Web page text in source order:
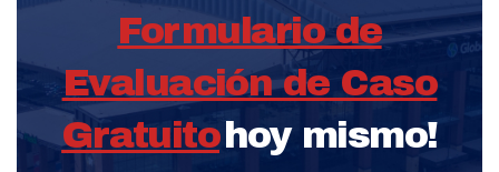
Formulario de
Evaluación de Caso
Gratuitohoy mismo!